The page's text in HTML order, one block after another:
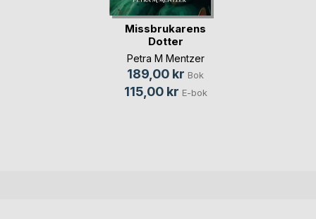
Missbrukarens
Dotter
Petra M Mentzer
189,00 kr Bok
115,00 kr E-bok